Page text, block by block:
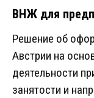
ВНЖ для
Решение об
Австрии на
деятельности
занятости и